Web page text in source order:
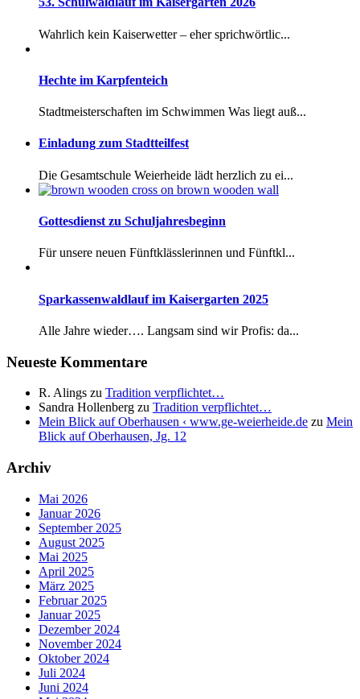
Wahrlich kein Kaiserwetter – eher sprichwörtlic...
Hechte im Karpfenteich
Stadtmeisterschaften im Schwimmen Was liegt auß...
Einladung zum Stadtteilfest
Die Gesamtschule Weierheide lädt herzlich zu ei...
Gottesdienst zu Schuljahresbeginn
Für unsere neuen Fünftklässlerinnen und Fünftkl...
Sparkassenwaldlauf im Kaisergarten 2025
Alle Jahre wieder…. Langsam sind wir Profis: da...
Neueste Kommentare
R. Alings zu Tradition verpflichtet…
Sandra Hollenberg zu Tradition verpflichtet…
Mein Blick auf Oberhausen ‹ www.ge-weierheide.de zu Mein
Blick auf Oberhausen, Jg. 12
Archiv
Mai 2026
Januar 2026
September 2025
August 2025
Mai 2025
April 2025
März 2025
Februar 2025
Januar 2025
Dezember 2024
November 2024
Oktober 2024
Juli 2024
Juni 2024